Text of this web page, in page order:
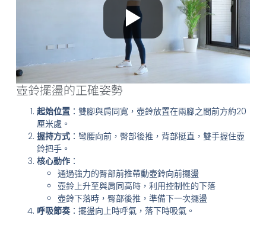
壺鈴擺盪的正確姿勢
起始位置：雙腳與肩同寬，壺鈴放置在兩腳之間前方約20
厘米處。
握持方式：彎腰向前，臀部後推，背部挺直，雙手握住壺
鈴把手。
核心動作：
通過強力的臀部前推帶動壺鈴向前擺盪
壺鈴上升至與肩同高時，利用控制性的下落
壺鈴下落時，臀部後推，準備下一次擺盪
呼吸節奏：擺盪向上時呼氣，落下時吸氣。